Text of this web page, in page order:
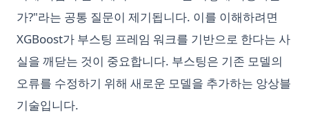
가?"라는 공통 질문이 제기됩니다. 이를 이해하려면
XGBoost가 부스팅 프레임 워크를 기반으로 한다는 사
실을 깨닫는 것이 중요합니다. 부스팅은 기존 모델의
오류를 수정하기 위해 새로운 모델을 추가하는 앙상블
기술입니다.